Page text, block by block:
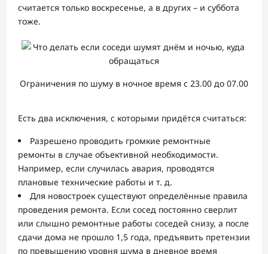
считается только воскресенье, а в других – и суббота
тоже.
Ограничения по шуму в ночное время с 23.00 до 07.00
Есть два исключения, с которыми придётся считаться:
Разрешено проводить громкие ремонтные
ремонты в случае объективной необходимости.
Например, если случилась авария, проводятся
плановые технические работы и т. д.
Для новостроек существуют определённые правила
проведения ремонта. Если сосед постоянно сверлит
или слышно ремонтные работы соседей снизу, а после
сдачи дома не прошло 1,5 года, предъявить претензии
по превышению уровня шума в дневное время